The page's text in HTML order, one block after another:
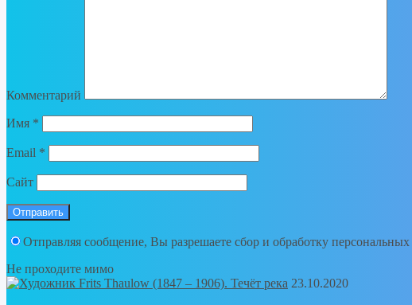
Комментарий
Имя *
Email *
Сайт
Отправляя сообщение, Вы разрешаете сбор и обработку
Не проходите мимо
23.10.2020